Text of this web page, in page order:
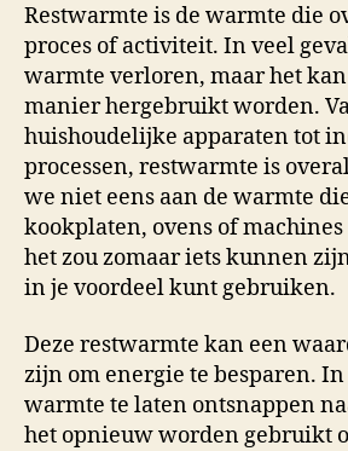
Restwarmte is de warmte die
proces of activiteit. In veel
warmte verloren, maar het
manier hergebruikt worden.
huishoudelijke apparaten tot
processen, restwarmte is
we niet eens aan de warmte
kookplaten, ovens of
het zou zomaar iets kunnen
in je voordeel kunt gebruiken.
Deze restwarmte kan een
zijn om energie te besparen.
warmte te laten ontsnappen
het opnieuw worden gebruikt